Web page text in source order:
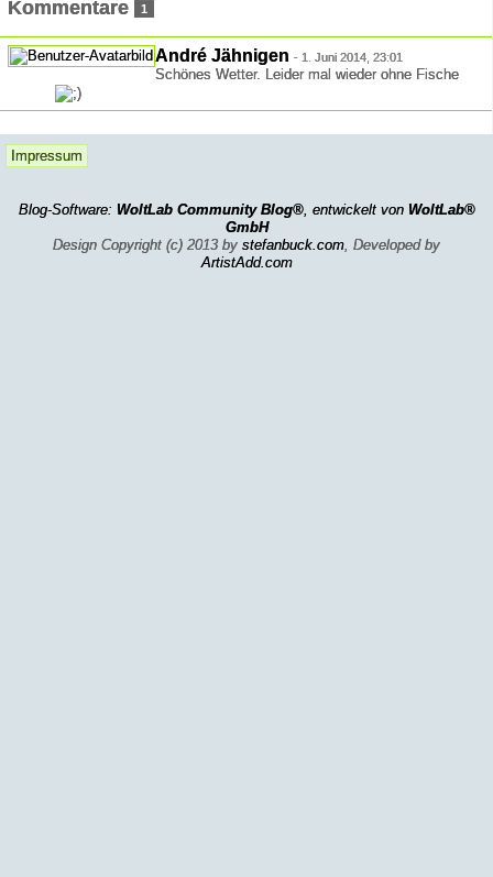
Kommentare 1
André Jähnigen - 1. Juni 2014, 23:01
Schönes Wetter. Leider mal wieder ohne Fische
Impressum
Blog-Software: WoltLab Community Blog®, entwickelt von WoltLab®
GmbH
Design Copyright (c) 2013 by stefanbuck.com, Developed by
ArtistAdd.com